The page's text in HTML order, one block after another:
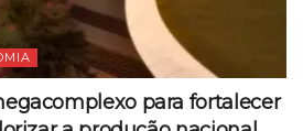
para fortalecer